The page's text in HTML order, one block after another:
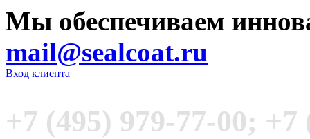
Мы обеспечиваем
mail@sealcoat.ru
Вход клиента
+7 (495) 979-77-00; +7